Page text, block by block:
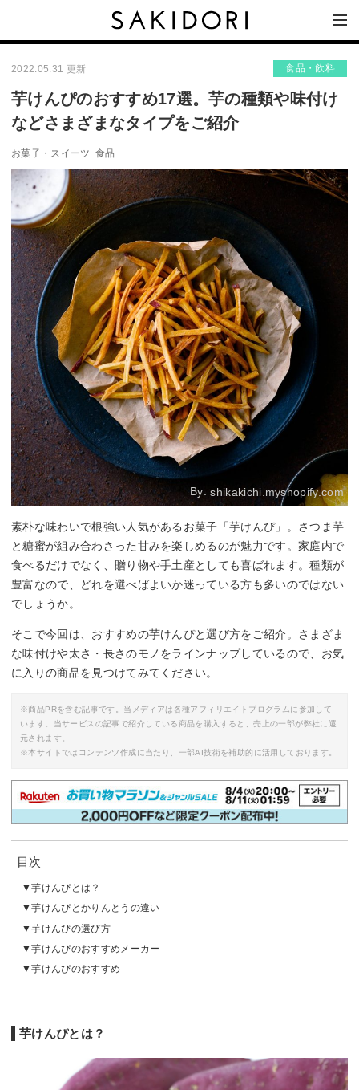
2022.05.31 更新 食品・飲料
芋けんぴのおすすめ17選。芋の種類や味付け
などさまざまなタイプをご紹介
お菓子・スイーツ 食品
By:shikakichi.myshopify.com
素朴な味わいで根強い人気があるお菓子「芋けんぴ」。さつま芋
と糖蜜が組み合わさった甘みを楽しめるのが魅力です。家庭内で
食べるだけでなく、贈り物や手土産としても喜ばれます。種類が
豊富なので、どれを選べばよいか迷っている方も多いのではない
でしょうか。
そこで今回は、おすすめの芋けんぴと選び方をご紹介。さまざま
な味付けや太さ・長さのモノをラインナップしているので、お気
に入りの商品を見つけてみてください。
※商品PRを含む記事です。当メディアは各種アフィリエイトプログラムに参加して
います。当サービスの記事で紹介している商品を購入すると、売上の一部が弊社に還
元されます。
※本サイトではコンテンツ作成に当たり、一部AI技術を補助的に活用しております。
目次
芋けんぴとは？
芋けんぴとかりんとうの違い
芋けんぴの選び方
芋けんぴのおすすめメーカー
芋けんぴのおすすめ
芋けんぴとは？